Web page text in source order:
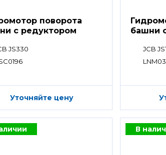
поворота
с редуктором
JS330
Уточняйте цену
башни
JCB
В